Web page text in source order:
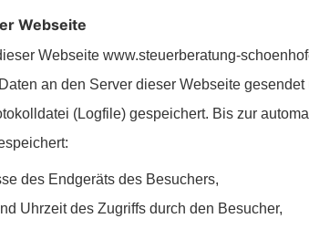
Webseite
Webseite www.steuerberatung-
an den Server dieser Webseite
(Logfile) gespeichert. Bis zur
des Endgeräts des Besuchers,
Uhrzeit des Zugriffs durch den Besucher,